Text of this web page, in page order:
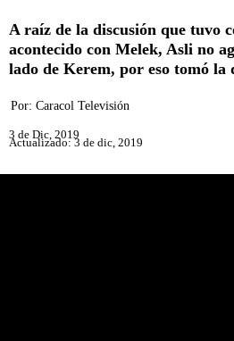
A raíz de la discusión que tuvo
acontecido con Melek, Asli no
lado de Kerem, por eso tomó la
Por: Caracol Televisión
3 de Dic, 2019
Actualizado: 3 de dic, 2019